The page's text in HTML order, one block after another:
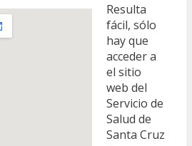
Resulta
fácil, sólo
hay que
acceder a
el sitio
web del
Servicio de
Salud de
Santa Cruz